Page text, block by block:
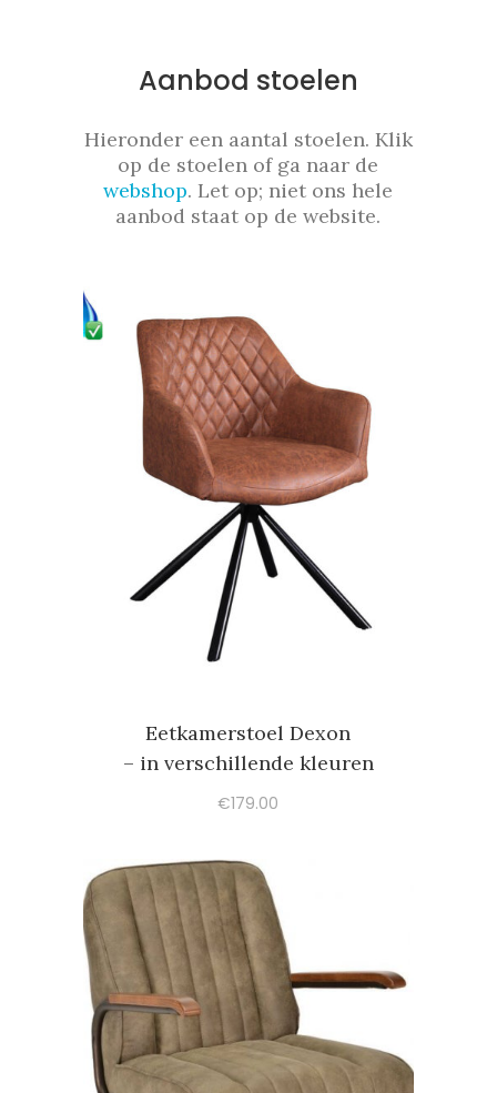
Aanbod stoelen
Hieronder een aantal stoelen. Klik
op de stoelen of ga naar de
webshop. Let op; niet ons hele
aanbod staat op de website.
Eetkamerstoel Dexon
– in verschillende kleuren
€179.00